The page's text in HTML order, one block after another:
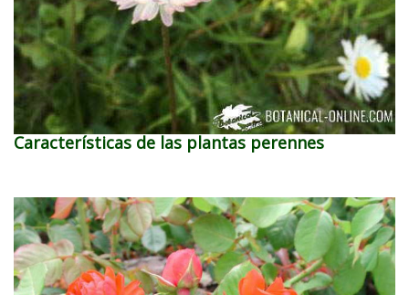
Características de las plantas perennes